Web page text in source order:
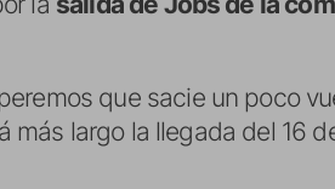
que sacie un poco
más largo la llegada del 16